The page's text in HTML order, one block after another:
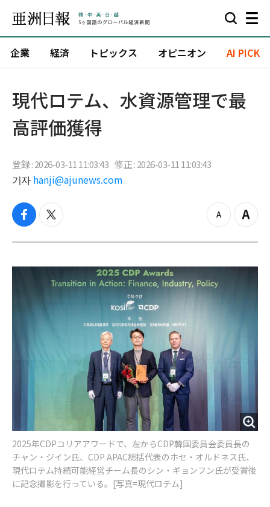
企業 経済 トピックス オピニオン AI PICK
現代ロテム、水資源管理で最
高評価獲得
登録 : 2026-03-11 11:03:43 修正 : 2026-03-11 11:03:43
기자 hanji@ajunews.com
f
c
b
t
i
t
e
r
z
o
o
t
Z
o
i
2025年CDPコリアアワードで、左からCDP韓国委員会委員長の
チャン・ジイン氏、CDP APAC総括代表のホセ・オルドネス氏、
現代ロテム持続可能経営チーム長のシン・ギョンフン氏が受賞後
に記念撮影を行っている。[写真=現代ロテム]